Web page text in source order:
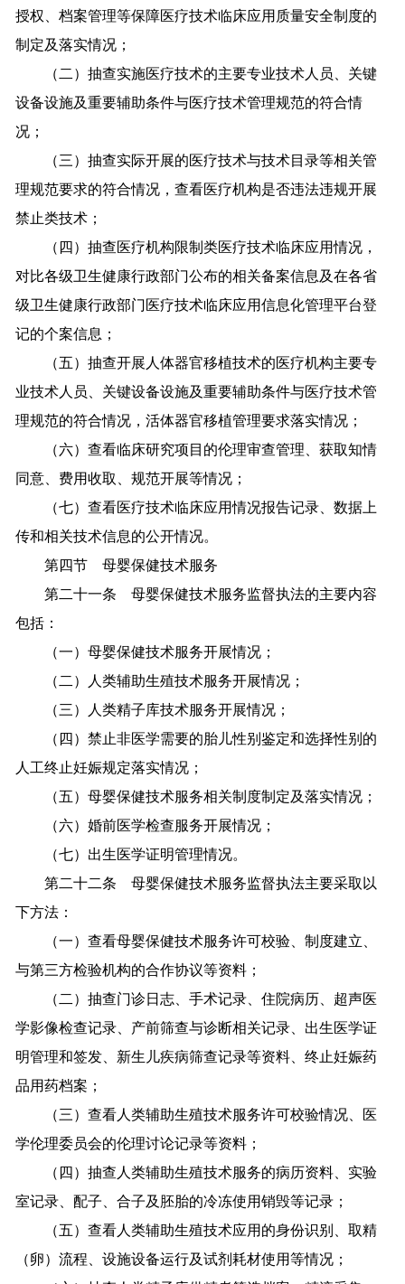
授权、档案管理等保障医疗技术临床应用质量安全制度的
制定及落实情况；
（二）抽查实施医疗技术的主要专业技术人员、关键
设备设施及重要辅助条件与医疗技术管理规范的符合情
况；
（三）抽查实际开展的医疗技术与技术目录等相关管
理规范要求的符合情况，查看医疗机构是否违法违规开展
禁止类技术；
（四）抽查医疗机构限制类医疗技术临床应用情况，
对比各级卫生健康行政部门公布的相关备案信息及在各省
级卫生健康行政部门医疗技术临床应用信息化管理平台登
记的个案信息；
（五）抽查开展人体器官移植技术的医疗机构主要专
业技术人员、关键设备设施及重要辅助条件与医疗技术管
理规范的符合情况，活体器官移植管理要求落实情况；
（六）查看临床研究项目的伦理审查管理、获取知情
同意、费用收取、规范开展等情况；
（七）查看医疗技术临床应用情况报告记录、数据上
传和相关技术信息的公开情况。
第四节 母婴保健技术服务
第二十一条 母婴保健技术服务监督执法的主要内容
包括：
（一）母婴保健技术服务开展情况；
（二）人类辅助生殖技术服务开展情况；
（三）人类精子库技术服务开展情况；
（四）禁止非医学需要的胎儿性别鉴定和选择性别的
人工终止妊娠规定落实情况；
（五）母婴保健技术服务相关制度制定及落实情况；
（六）婚前医学检查服务开展情况；
（七）出生医学证明管理情况。
第二十二条 母婴保健技术服务监督执法主要采取以
下方法：
（一）查看母婴保健技术服务许可校验、制度建立、
与第三方检验机构的合作协议等资料；
（二）抽查门诊日志、手术记录、住院病历、超声医
学影像检查记录、产前筛查与诊断相关记录、出生医学证
明管理和签发、新生儿疾病筛查记录等资料、终止妊娠药
品用药档案；
（三）查看人类辅助生殖技术服务许可校验情况、医
学伦理委员会的伦理讨论记录等资料；
（四）抽查人类辅助生殖技术服务的病历资料、实验
室记录、配子、合子及胚胎的冷冻使用销毁等记录；
（五）查看人类辅助生殖技术应用的身份识别、取精
（卵）流程、设施设备运行及试剂耗材使用等情况；